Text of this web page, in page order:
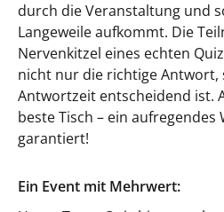
durch die Veranstaltung und
Langeweile aufkommt. Die
Nervenkitzel eines echten
nicht nur die richtige Antwort,
Antwortzeit entscheidend ist.
beste Tisch – ein
garantiert!
Ein Event mit Mehrwert: